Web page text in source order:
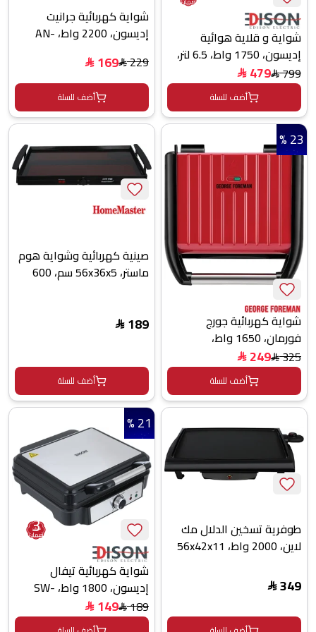
شواية و قلاية هوائية
إديسون، 1750 واط، 6.5 لتر،
اسود
799
$
479
$
أضف للسلة
شواية كهربائية جرانيت
إديسون، 2200 واط، AN-
229
$
169
$
أضف للسلة
شواية كهربائية جورج
فورمان، 1650 واط،
25040GCC - احمر اسود
325
$
249
$
أضف للسلة
23 %
صينية كهربائية وشواية هوم
ماستر، 56x36x5 سم، 600
أسود
189
$
أضف للسلة
طوفرية تسخين الدلال مك
لاين، 2000 واط، 56x42x11
قاعدة، MC-GR100 - أسود
349
$
3
سنوات
ضمان
شواية كهربائية تيفال
إديسون، 1800 واط، SW-
3018 - أسود
189
$
149
$
21 %